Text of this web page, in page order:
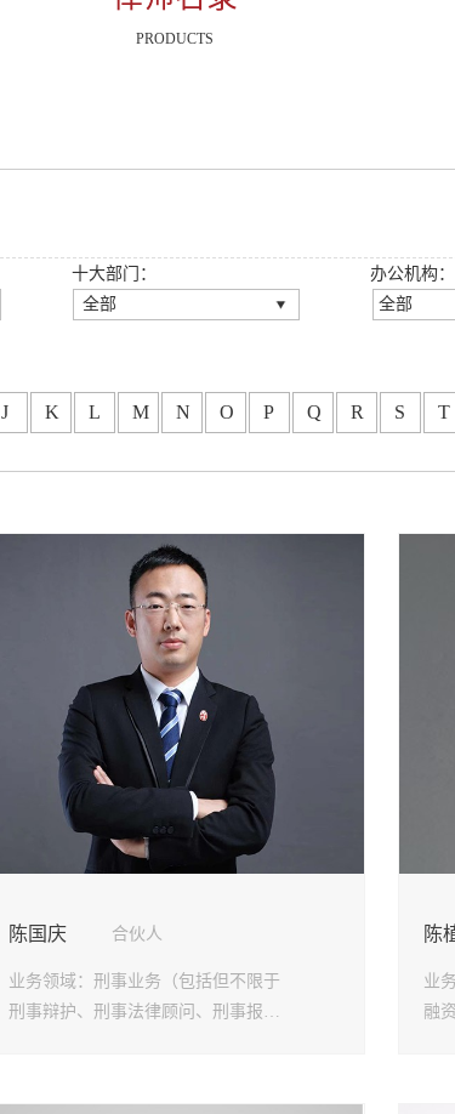
PRODUCTS
十大部门：
全部
房地产与建设工程法律事
劳动人事法律事务部
政府法律事务部
婚姻家事与财富传承法律
事务部
涉外法律事务部
争议解决法律事务部
办公机构：
全部
广州分所
J K L M N O P Q R S T
陈国庆 合伙人
业务领域： 刑事业务（包括但不限于
刑事辩护、刑事法律顾问、刑事报
陈
业
融